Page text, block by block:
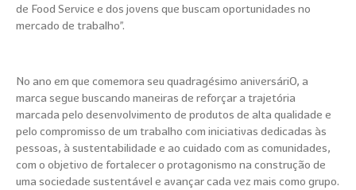
de Food Service e dos jovens que buscam oportunidades no
mercado de trabalho”.
No ano em que comemora seu quadragésimo aniversáriO, a
marca segue buscando maneiras de reforçar a trajetória
marcada pelo desenvolvimento de produtos de alta qualidade e
pelo compromisso de um trabalho com iniciativas dedicadas às
pessoas, à sustentabilidade e ao cuidado com as comunidades,
com o objetivo de fortalecer o protagonismo na construção de
uma sociedade sustentável e avançar cada vez mais como grupo.